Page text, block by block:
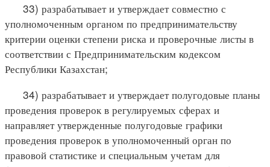
33) разрабатывает и утверждает совместно с
уполномоченным органом по предпринимательству
критерии оценки степени риска и проверочные листы в
соответствии с Предпринимательским кодексом
Республики Казахстан;
34) разрабатывает и утверждает полугодовые планы
проведения проверок в регулируемых сферах и
направляет утвержденные полугодовые графики
проведения проверок в уполномоченный орган по
правовой статистике и специальным учетам для